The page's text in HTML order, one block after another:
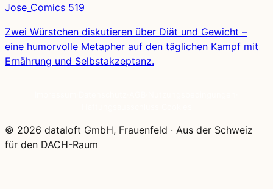
Jose_Comics 519
Zwei Würstchen diskutieren über Diät und Gewicht –
eine humorvolle Metapher auf den täglichen Kampf mit
Ernährung und Selbstakzeptanz.
© 2026 dataloft GmbH, Frauenfeld · Aus der Schweiz
für den DACH-Raum